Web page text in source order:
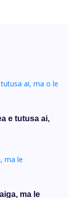
e tutusa ai,
ma le